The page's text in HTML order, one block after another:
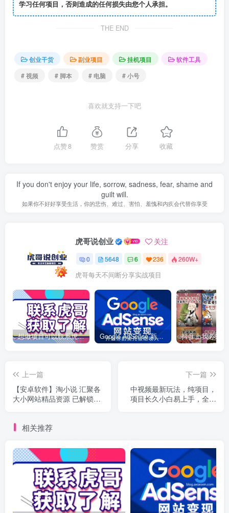
学习任何项目，否则造成的任何损失由您个人承担。
THE END
创业干货 副业项目 挂机项目
软件工具
# 视频
# 脚本 # 电脑 # 小号
喜欢就支持一下吧
点赞8 赞赏 分享 收藏
If you don't enjoy your life, sorrow, sadness, fear, shame and
guilt will.
如果你不好好享受生活，你的悲伤、难过、害怕、羞愧和内疚会代替你享受
虎哥说创业 关注
0 5648 6 236 260W+
虎哥每天不间断分享实战项目
想做项目可以联系虎哥微信 虎哥一对一解答并且远程视频教学 Google AdSense 新手接入教程：虎哥手把手教你用网站赚取美元收入
上一篇
【安卓软件】淘小说 汇聚各
大小网站精品资源 已解锁永
下一篇
中视频最新玩法，纯项目，
项目长久小白易上手，全职
相关推荐